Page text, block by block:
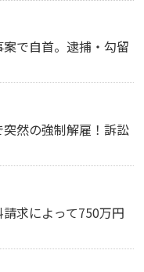
で自首。逮捕・勾留
然の強制解雇！訴訟
求によって750万円